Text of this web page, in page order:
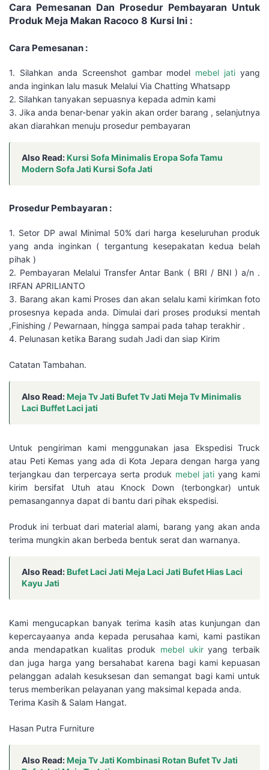
Cara Pemesanan Dan Prosedur Pembayaran Untuk
Produk Meja Makan Racoco 8 Kursi Ini :
Cara Pemesanan :
1. Silahkan anda Screenshot gambar model mebel jati yang
anda inginkan lalu masuk Melalui Via Chatting Whatsapp
2. Silahkan tanyakan sepuasnya kepada admin kami
3. Jika anda benar-benar yakin akan order barang , selanjutnya
akan diarahkan menuju prosedur pembayaran
Also Read:Kursi Sofa Minimalis Eropa Sofa Tamu
Modern Sofa Jati Kursi Sofa Jati
Prosedur Pembayaran :
1. Setor DP awal Minimal 50% dari harga keseluruhan produk
yang anda inginkan ( tergantung kesepakatan kedua belah
pihak )
2. Pembayaran Melalui Transfer Antar Bank ( BRI / BNI ) a/n .
IRFAN APRILIANTO
3. Barang akan kami Proses dan akan selalu kami kirimkan foto
prosesnya kepada anda. Dimulai dari proses produksi mentah
,Finishing / Pewarnaan, hingga sampai pada tahap terakhir .
4. Pelunasan ketika Barang sudah Jadi dan siap Kirim
Catatan Tambahan.
Also Read:Meja Tv Jati Bufet Tv Jati Meja Tv Minimalis
Laci Buffet Laci jati
Untuk pengiriman kami menggunakan jasa Ekspedisi Truck
atau Peti Kemas yang ada di Kota Jepara dengan harga yang
terjangkau dan terpercaya serta produk mebel jati yang kami
kirim bersifat Utuh atau Knock Down (terbongkar) untuk
pemasangannya dapat di bantu dari pihak ekspedisi.
Produk ini terbuat dari material alami, barang yang akan anda
terima mungkin akan berbeda bentuk serat dan warnanya.
Also Read:Bufet Laci Jati Meja Laci Jati Bufet Hias Laci
Kayu Jati
Kami mengucapkan banyak terima kasih atas kunjungan dan
kepercayaanya anda kepada perusahaa kami, kami pastikan
anda mendapatkan kualitas produk mebel ukiryang terbaik
dan juga harga yang bersahabat karena bagi kami kepuasan
pelanggan adalah kesuksesan dan semangat bagi kami untuk
terus memberikan pelayanan yang maksimal kepada anda.
Terima Kasih & Salam Hangat.
Hasan Putra Furniture
Also Read:Meja Tv Jati Kombinasi Rotan Bufet Tv Jati